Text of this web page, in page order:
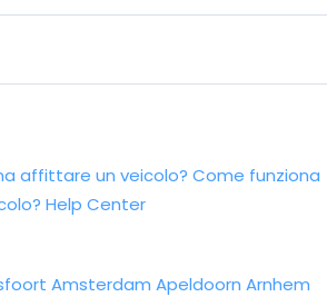
affittare un veicolo? Come funziona
Help Center
Amsterdam Apeldoorn Arnhem